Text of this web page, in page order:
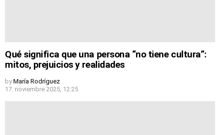
Qué significa que una persona “no tiene cultura”:
mitos, prejuicios y realidades
by María Rodríguez
17. noviembre 2025, 12:25